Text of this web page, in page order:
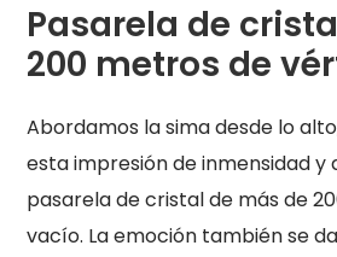
Pasarela de
200 metros de
Abordamos la sima desde lo
esta impresión de inmensidad y
pasarela de cristal de más de
vacío. La emoción también se